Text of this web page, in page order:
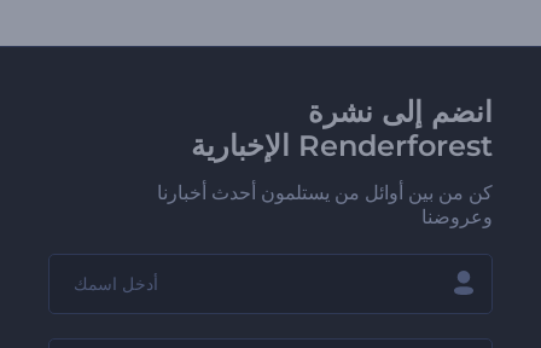
انضم إلى نشرة
Renderforest الإخبارية
كن من بين أوائل من يستلمون أحدث أخبارنا
وعروضنا